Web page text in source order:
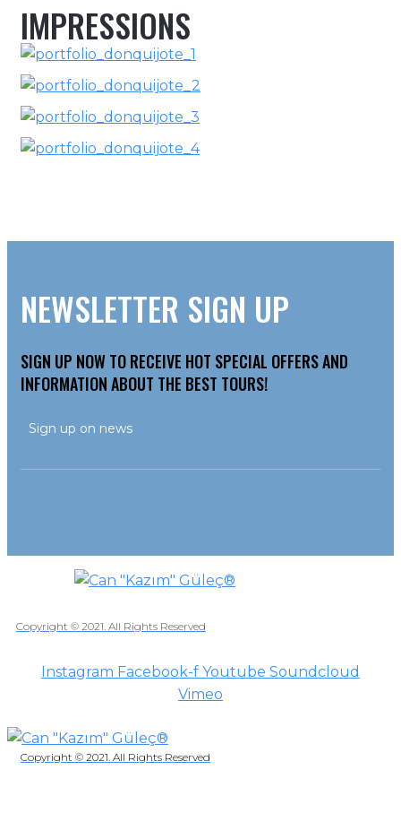
IMPRESSIONS
NEWSLETTER SIGN UP
SIGN UP NOW TO RECEIVE HOT SPECIAL OFFERS AND
INFORMATION ABOUT THE BEST TOURS!
Copyright © 2021. All Rights Reserved
Instagram Facebook-f Youtube Soundcloud
Vimeo
Copyright © 2021. All Rights Reserved